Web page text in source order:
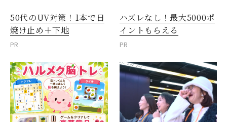
50代のUV対策！1本で日
焼け止め＋下地
PR
ハズレなし！最大5000ポ
イントもらえる
PR